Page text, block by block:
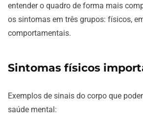
entender o quadro de forma mais
os sintomas em três grupos: físicos,
comportamentais.
Sintomas físicos
Exemplos de sinais do corpo que
saúde mental: